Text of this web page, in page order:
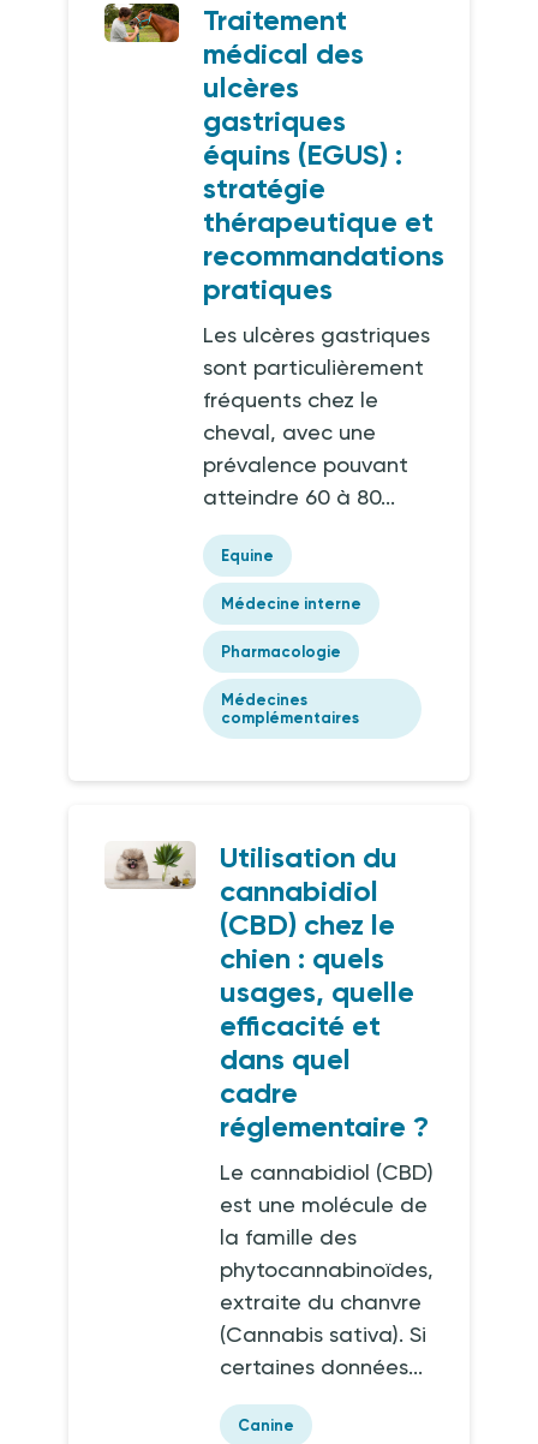
Traitement
médical des
ulcères
gastriques
équins (EGUS) :
stratégie
thérapeutique et
recommandations
pratiques
Les ulcères gastriques
sont particulièrement
fréquents chez le
cheval, avec une
prévalence pouvant
atteindre 60 à 80...
Equine
Médecine interne
Pharmacologie
Médecines
complémentaires
Utilisation du
cannabidiol
(CBD) chez le
chien : quels
usages, quelle
efficacité et
dans quel
cadre
réglementaire ?
Le cannabidiol (CBD)
est une molécule de
la famille des
phytocannabinoïdes,
extraite du chanvre
(Cannabis sativa). Si
certaines données...
Canine